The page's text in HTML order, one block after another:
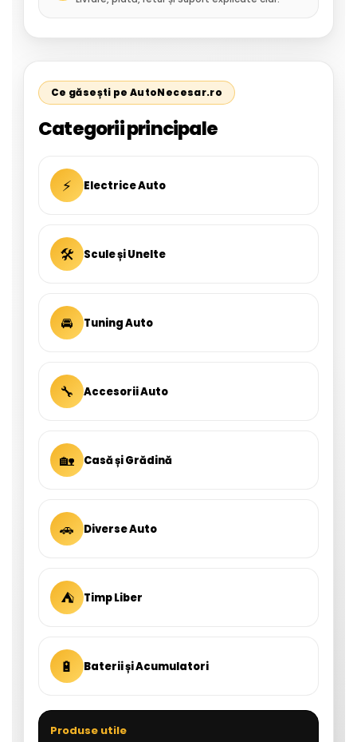
Ce găsești pe AutoNecesar.ro
Categorii principale
⚡ Electrice Auto
🛠 Scule și Unelte
🚘 Tuning Auto
🔧 Accesorii Auto
🏡 Casă și Grădină
🚗 Diverse Auto
⛺ Timp Liber
🔋 Baterii și Acumulatori
Produse utile